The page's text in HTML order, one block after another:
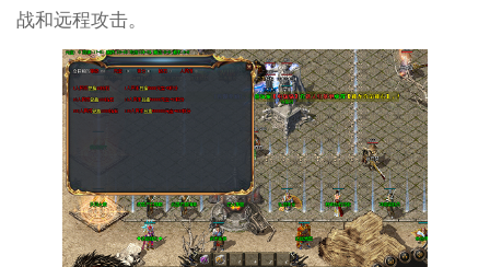
战和远程攻击。